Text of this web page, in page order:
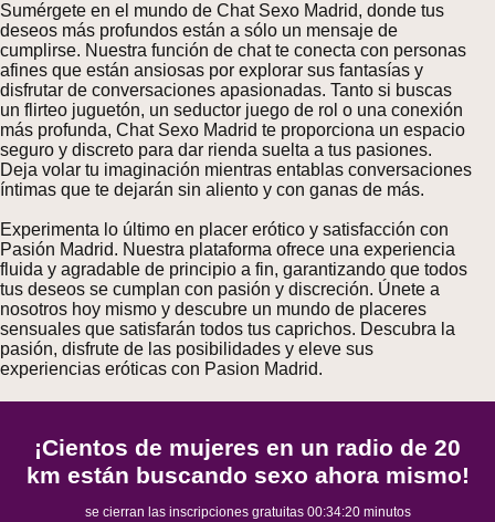
Sumérgete en el mundo de Chat Sexo Madrid, donde tus
deseos más profundos están a sólo un mensaje de
cumplirse. Nuestra función de chat te conecta con personas
afines que están ansiosas por explorar sus fantasías y
disfrutar de conversaciones apasionadas. Tanto si buscas
un flirteo juguetón, un seductor juego de rol o una conexión
más profunda, Chat Sexo Madrid te proporciona un espacio
seguro y discreto para dar rienda suelta a tus pasiones.
Deja volar tu imaginación mientras entablas conversaciones
íntimas que te dejarán sin aliento y con ganas de más.
Experimenta lo último en placer erótico y satisfacción con
Pasión Madrid. Nuestra plataforma ofrece una experiencia
fluida y agradable de principio a fin, garantizando que todos
tus deseos se cumplan con pasión y discreción. Únete a
nosotros hoy mismo y descubre un mundo de placeres
sensuales que satisfarán todos tus caprichos. Descubra la
pasión, disfrute de las posibilidades y eleve sus
experiencias eróticas con Pasion Madrid.
¡Cientos de mujeres en un radio de 20
km están buscando sexo ahora mismo!
se cierran las inscripciones gratuitas 00:34:19minutos